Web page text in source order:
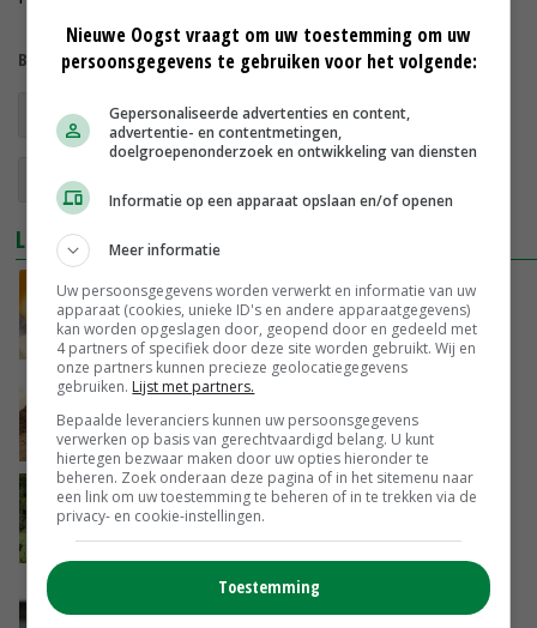
Bekijk meer over:
SVR boerderijcampings coronavirus
seizoensarbeid
LEES OOK
SVR helpt boeren producten te verkopen
23-04-2020
Veel belangstelling voor Pieperprijsvraag
van Harrysfarm
12-04-2018
Vind je eigen kampeerboer op SVR-
Vakantiebeurs
11-02-2017
'EP laat zich in met verkapt protectionisme'
Nieuwe Oogst vraagt om uw toestemming om uw
persoonsgegevens te gebruiken voor het volgende:
Gepersonaliseerde advertenties en content,
advertentie- en contentmetingen,
doelgroepenonderzoek en ontwikkeling van diensten
Informatie op een apparaat opslaan en/of openen
Meer informatie
Uw persoonsgegevens worden verwerkt en informatie van uw
apparaat (cookies, unieke ID's en andere apparaatgegevens)
kan worden opgeslagen door, geopend door en gedeeld met
4 partners of specifiek door deze site worden gebruikt. Wij en
onze partners kunnen precieze geolocatiegegevens
gebruiken. Lijst met partners.
Bepaalde leveranciers kunnen uw persoonsgegevens
verwerken op basis van gerechtvaardigd belang. U kunt
hiertegen bezwaar maken door uw opties hieronder te
beheren. Zoek onderaan deze pagina of in het sitemenu naar
een link om uw toestemming te beheren of in te trekken via de
privacy- en cookie-instellingen.
Toestemming